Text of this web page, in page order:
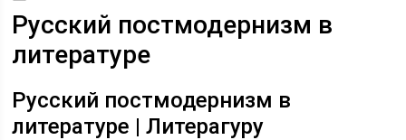
Русский постмодернизм в
литературе
Русский постмодернизм в
литературе | Литерагуру